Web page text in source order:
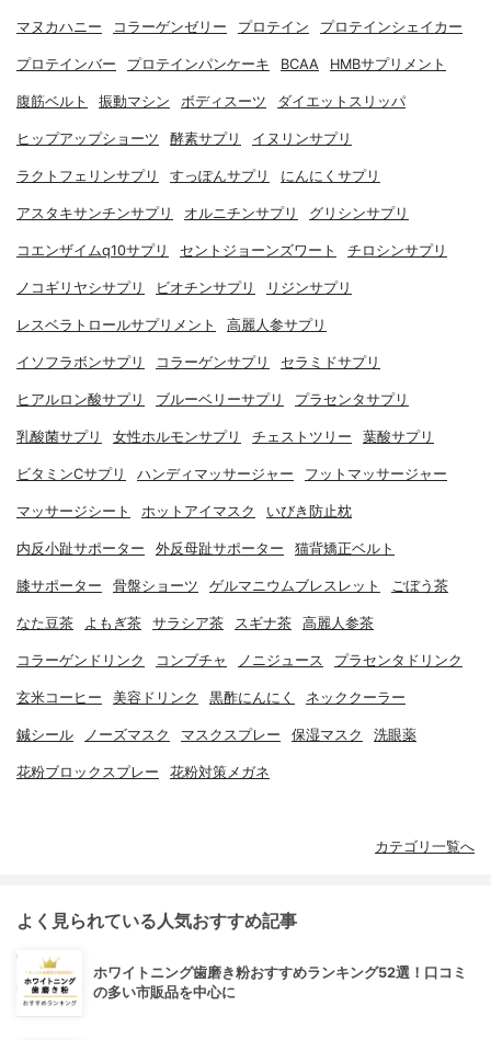
マヌカハニー コラーゲンゼリー プロテイン プロテインシェイカー
プロテインバー プロテインパンケーキ BCAA HMBサプリメント
腹筋ベルト 振動マシン ボディスーツ ダイエットスリッパ
ヒップアップショーツ 酵素サプリ イヌリンサプリ
ラクトフェリンサプリ すっぽんサプリ にんにくサプリ
アスタキサンチンサプリ オルニチンサプリ グリシンサプリ
コエンザイムq10サプリ セントジョーンズワート チロシンサプリ
ノコギリヤシサプリ ビオチンサプリ リジンサプリ
レスベラトロールサプリメント 高麗人参サプリ
イソフラボンサプリ コラーゲンサプリ セラミドサプリ
ヒアルロン酸サプリ ブルーベリーサプリ プラセンタサプリ
乳酸菌サプリ 女性ホルモンサプリ チェストツリー 葉酸サプリ
ビタミンCサプリ ハンディマッサージャー フットマッサージャー
マッサージシート ホットアイマスク いびき防止枕
内反小趾サポーター 外反母趾サポーター 猫背矯正ベルト
膝サポーター 骨盤ショーツ ゲルマニウムブレスレット ごぼう茶
なた豆茶 よもぎ茶 サラシア茶 スギナ茶 高麗人参茶
コラーゲンドリンク コンブチャ ノニジュース プラセンタドリンク
玄米コーヒー 美容ドリンク 黒酢にんにく ネッククーラー
鍼シール ノーズマスク マスクスプレー 保湿マスク 洗眼薬
花粉ブロックスプレー 花粉対策メガネ
カテゴリ一覧へ
よく見られている人気おすすめ記事
ホワイトニング歯磨き粉おすすめランキング52選！口コミ
の多い市販品を中心に